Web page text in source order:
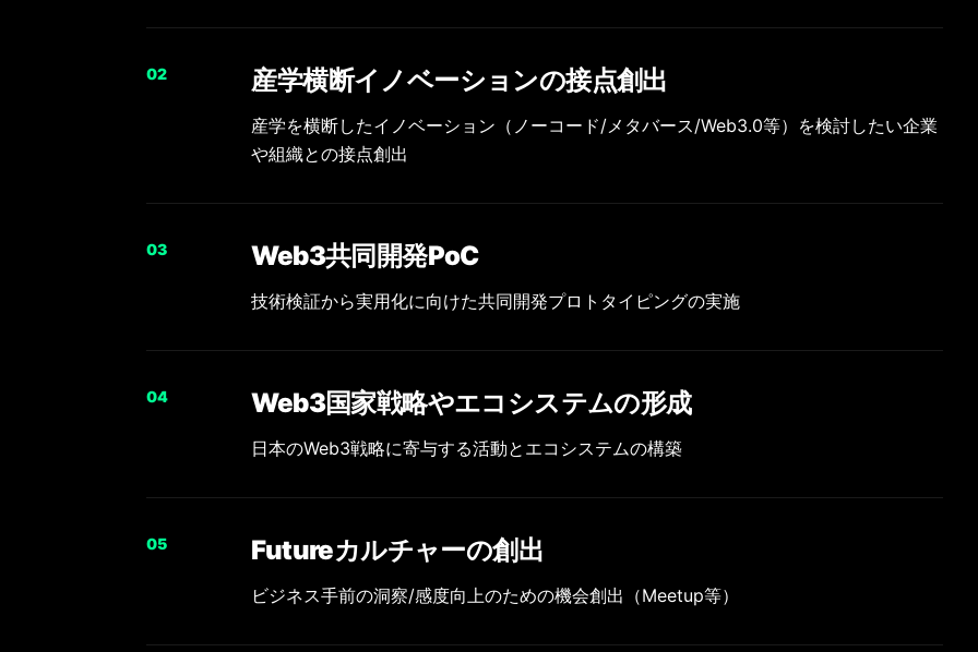
02 産学横断イノベーションの接点創出
産学を横断したイノベーション（ノーコード/メタバース/Web3.0等）を検討したい企業
や組織との接点創出
03 Web3共同開発PoC
技術検証から実用化に向けた共同開発プロトタイピングの実施
04 Web3国家戦略やエコシステムの形成
日本のWeb3戦略に寄与する活動とエコシステムの構築
05 Futureカルチャーの創出
ビジネス手前の洞察/感度向上のための機会創出（Meetup等）